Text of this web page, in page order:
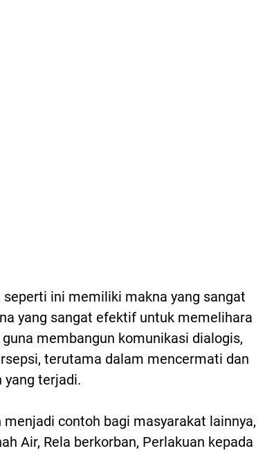
ini memiliki makna yang sangat
yang sangat efektif untuk memelihara
membangun komunikasi dialogis,
terutama dalam mencermati dan
terjadi.
contoh bagi masyarakat lainnya,
Air, Rela berkorban, Perlakuan kepada